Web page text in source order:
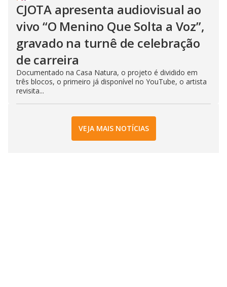
CJOTA apresenta audiovisual ao
vivo “O Menino Que Solta a Voz”,
gravado na turnê de celebração
de carreira
Documentado na Casa Natura, o projeto é dividido em
três blocos, o primeiro já disponível no YouTube, o artista
revisita...
VEJA MAIS NOTÍCIAS